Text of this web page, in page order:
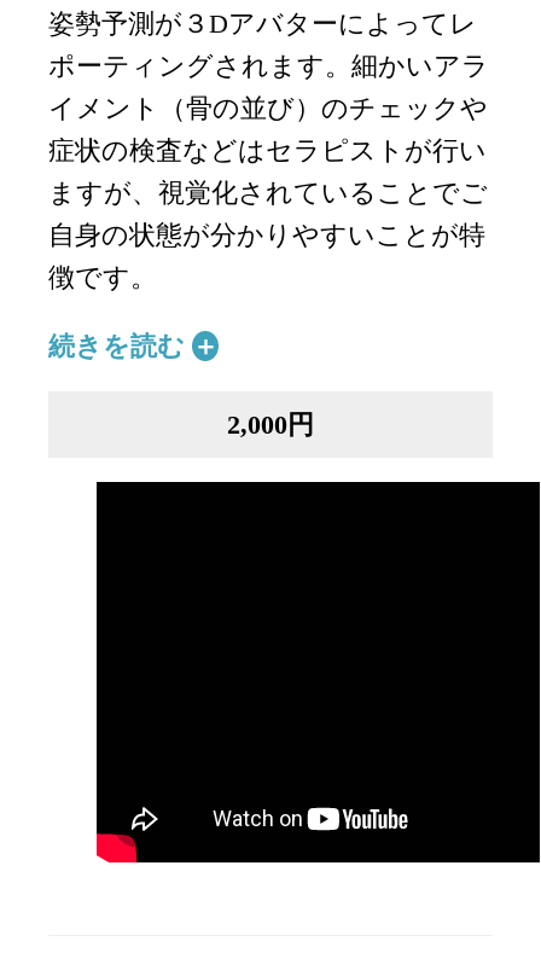
姿勢予測が３Dアバターによってレ
ポーティングされます。細かいアラ
イメント（骨の並び）のチェックや
症状の検査などはセラピストが行い
ますが、視覚化されていることでご
自身の状態が分かりやすいことが特
徴です。
続きを読む
2,000円